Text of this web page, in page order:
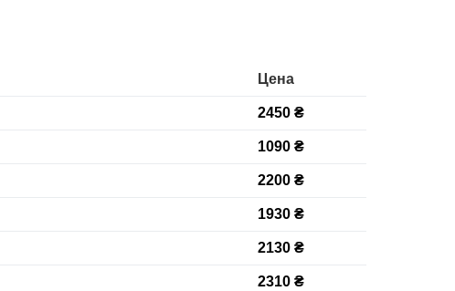
Цена
2450 ₴
1090 ₴
2200 ₴
1930 ₴
2130 ₴
2310 ₴